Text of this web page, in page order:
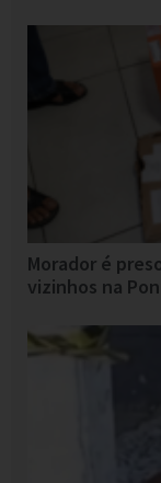
Morador é
vizinhos na